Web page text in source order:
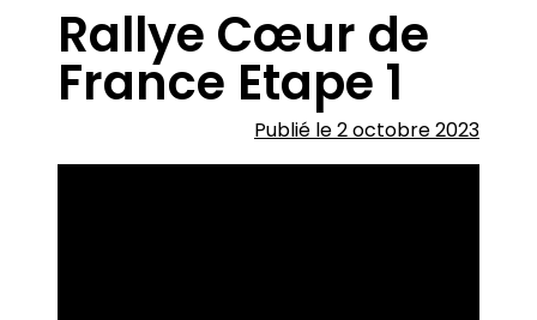
Rallye Cœur de
France Etape 1
Publié le 2 octobre 2023